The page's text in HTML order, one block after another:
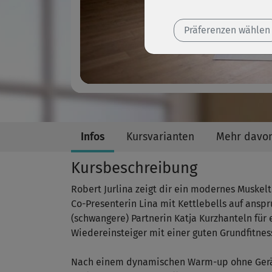
Infos Kursvarianten Mehr
Kursbeschreibung
Robert Jurlina zeigt dir ein modernes
Co-Presenterin Lina mit Kettlebells auf
(schwangere) Partnerin Katja Kurzhanteln
Wiedereinsteiger mit einer guten
Nach einem dynamischen Warm-up ohne
Präferenzen wählen